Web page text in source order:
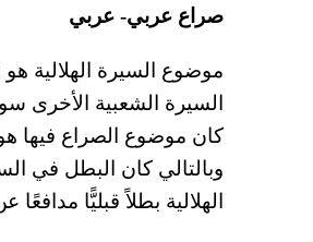
صراع عربي- عربي
موضوع السيرة الهلالية
السيرة الشعبية الأخرى
كان موضوع الصراع فيها هو
وبالتالي كان البطل في
الهلالية بطلاً قبليًّا مدافعًا